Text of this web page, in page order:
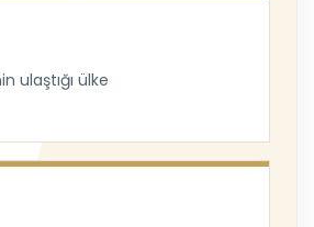
ulaştığı ülke